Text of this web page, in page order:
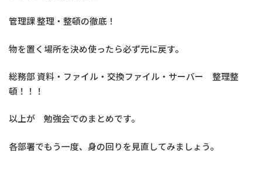
管理課 整理・整頓の徹底！
物を置く場所を決め使ったら必ず元に戻す。
総務部 資料・ファイル・交換ファイル・サーバー 整理整
頓！！！
以上が 勉強会でのまとめです。
各部署でもう一度、身の回りを見直してみましょう。